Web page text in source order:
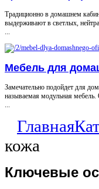
Традиционно в домашнем
выдерживают в светлых,
...
Мебель для
Замечательно подойдет для
называемая модульная мебель.
...
Главная
кожа
Ключевые